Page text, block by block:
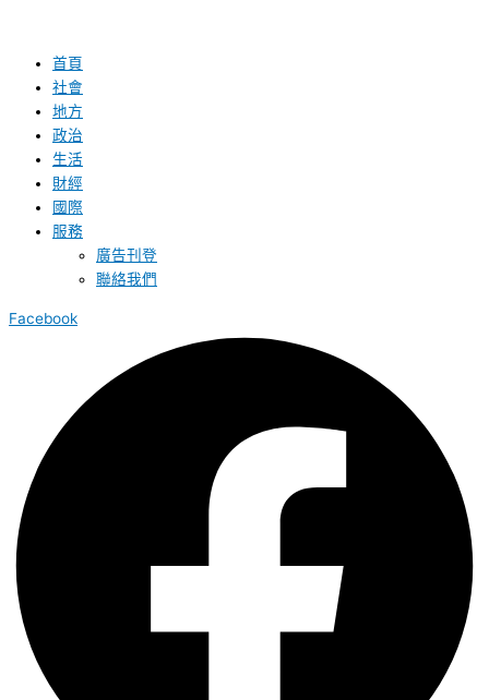
首頁
社會
地方
政治
生活
財經
國際
服務
廣告刊登
聯絡我們
Facebook